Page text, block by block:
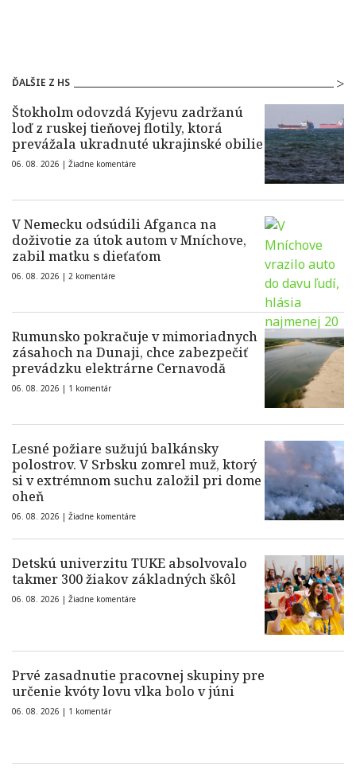
ĎALŠIE Z HS
Štokholm odovzdá Kyjevu zadržanú
loď z ruskej tieňovej flotily, ktorá
prevážala ukradnuté ukrajinské obilie
06. 08. 2026 | Žiadne komentáre
V Nemecku odsúdili Afganca na
doživotie za útok autom v Mníchove,
zabil matku s dieťaťom
06. 08. 2026 | 2 komentáre
Rumunsko pokračuje v mimoriadnych
zásahoch na Dunaji, chce zabezpečiť
prevádzku elektrárne Cernavodă
06. 08. 2026 | 1 komentár
Lesné požiare sužujú balkánsky
polostrov. V Srbsku zomrel muž, ktorý
si v extrémnom suchu založil pri dome
oheň
06. 08. 2026 | Žiadne komentáre
Detskú univerzitu TUKE absolvovalo
takmer 300 žiakov základných škôl
06. 08. 2026 | Žiadne komentáre
Prvé zasadnutie pracovnej skupiny pre
určenie kvóty lovu vlka bolo v júni
06. 08. 2026 | 1 komentár